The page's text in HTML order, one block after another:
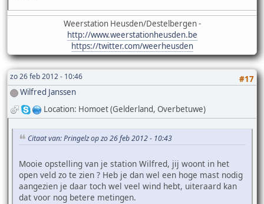
Weerstation Heusden/Destelbergen -
http://www.weerstationheusden.be
https://twitter.com/weerheusden
zo 26 feb 2012 - 10:46
#17
Wilfred Janssen
Location: Homoet (Gelderland, Overbetuwe)
Citaat van: Pringelz op zo 26 feb 2012 - 10:43
Mooie opstelling van je station Wilfred, jij woont in het
open veld zo te zien ? Heb je dan wel een hoge mast nodig
aangezien je daar toch wel veel wind hebt, uiteraard kan
dat voor nog betere metingen.